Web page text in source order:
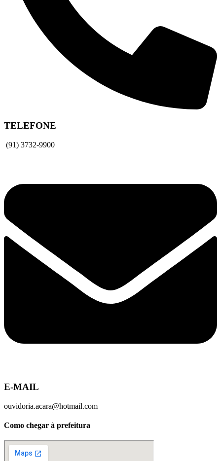
TELEFONE
(91) 3732-9900
E-MAIL
ouvidoria.acara@hotmail.com
Como chegar à prefeitura